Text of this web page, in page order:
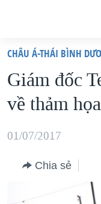
truy
cập
Tới
dung
chính
VIỆT NAM
HOA KỲ
BIỂN ĐÔNG
BLOG
CHÂU Á-THÁI BÌNH
Giám đốc
về thảm
01/07/2017
Chia sẻ